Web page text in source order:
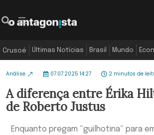
Crusoé Últimas Notícias Brasil Mundo
Análise 07.07.2025 14:27 2 minutos de
A diferença entre Érika
de Roberto Justus
Enquanto pregam “guilhotina” para